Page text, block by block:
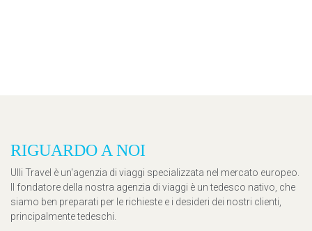
RIGUARDO A NOI
Ulli Travel è un'agenzia di viaggi specializzata nel mercato europeo.
Il fondatore della nostra agenzia di viaggi è un tedesco nativo, che
siamo ben preparati per le richieste e i desideri dei nostri clienti,
principalmente tedeschi.